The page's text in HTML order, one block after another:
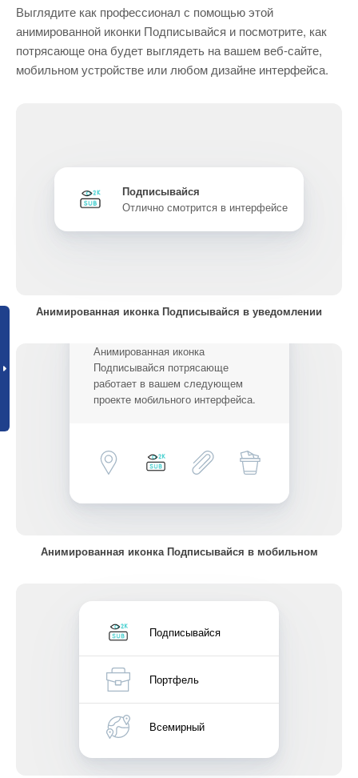
Выглядите как профессионал с помощью этой
анимированной иконки Подписывайся и посмотрите, как
потрясающе она будет выглядеть на вашем веб-сайте,
мобильном устройстве или любом дизайне интерфейса.
Подписывайся
Отлично смотрится в интерфейсе
Анимированная иконка Подписывайся в уведомлении
Анимированная иконка
Подписывайся потрясающе
работает в вашем следующем
проекте мобильного интерфейса.
Анимированная иконка Подписывайся в мобильном
Подписывайся
Портфель
Всемирный